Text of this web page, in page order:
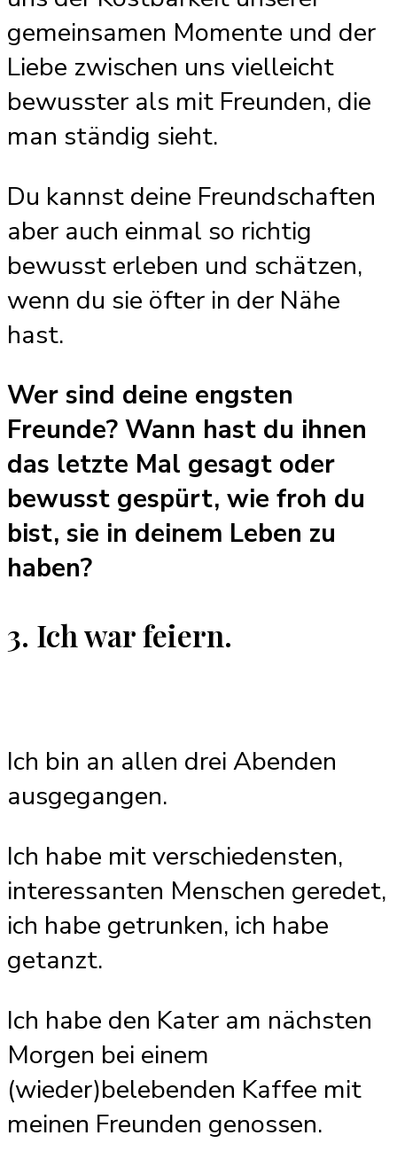
gemeinsamen Momente und der
Liebe zwischen uns vielleicht
bewusster als mit Freunden, die
man ständig sieht.
Du kannst deine Freundschaften
aber auch einmal so richtig
bewusst erleben und schätzen,
wenn du sie öfter in der Nähe
hast.
Wer sind deine engsten
Freunde? Wann hast du ihnen
das letzte Mal gesagt oder
bewusst gespürt, wie froh du
bist, sie in deinem Leben zu
haben?
3. Ich war feiern.
Ich bin an allen drei Abenden
ausgegangen.
Ich habe mit verschiedensten,
interessanten Menschen geredet,
ich habe getrunken, ich habe
getanzt.
Ich habe den Kater am nächsten
Morgen bei einem
(wieder)belebenden Kaffee mit
meinen Freunden genossen.